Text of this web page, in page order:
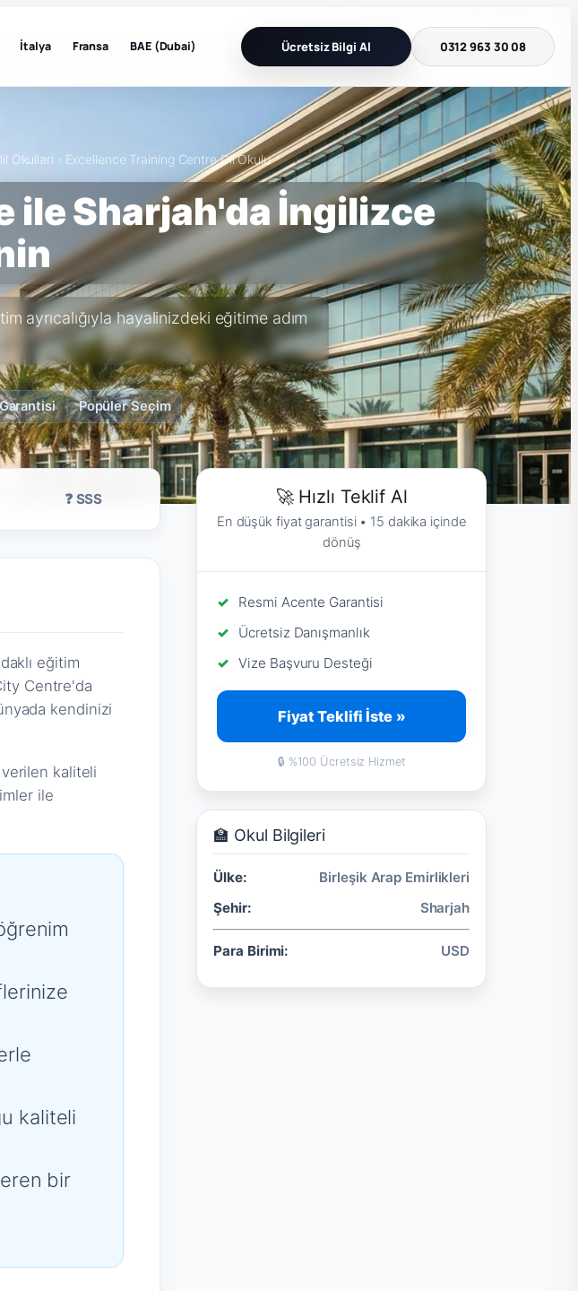
İtalya Fransa BAE (Dubai) Ücretsiz Bilgi Al 0312 963 30 08
Okulları › Excellence Training Centre Dil Okulu
ile Sharjah'da İngilizce
ayrıcalığıyla hayalinizdeki eğitime adım
Popüler Seçim
❓ SSS
eğitim
Centre'da
kendinizi
kaliteli
ile
kaliteli
bir
🚀 Hızlı Teklif Al
En düşük fiyat garantisi • 15 dakika içinde
dönüş
Resmi Acente Garantisi
Ücretsiz Danışmanlık
Vize Başvuru Desteği
Fiyat Teklifi İste »
🔒 %100 Ücretsiz Hizmet
🏫 Okul Bilgileri
Ülke:
Birleşik Arap Emirlikleri
Şehir:
Sharjah
Para Birimi: USD